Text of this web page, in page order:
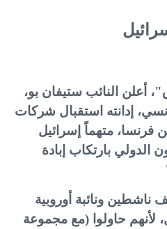
أعلن النائب ستيفان بو،
إدانته استقبال شركات
فرنسا، متهماً إسرائيل
الدولي بارتكاب إبادة
ناشطين ونائبة أوروبية
لأنهم حاولوا (مع مجموعة